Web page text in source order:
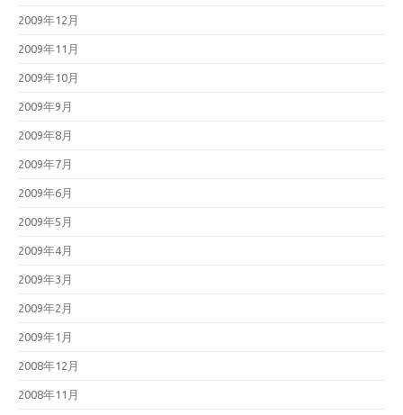
2009年12月
2009年11月
2009年10月
2009年9月
2009年8月
2009年7月
2009年6月
2009年5月
2009年4月
2009年3月
2009年2月
2009年1月
2008年12月
2008年11月